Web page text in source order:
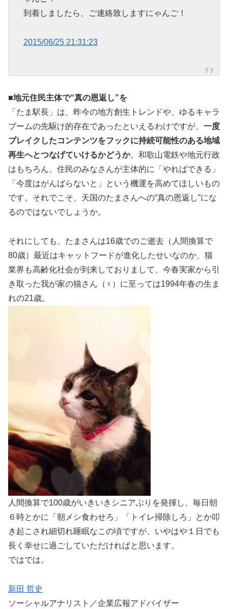
到着しましたら、ご連絡致しますにゃんご！
2015/06/25 21:31:23
■地元住民主体で“真の恩返し”を
「たま駅長」は、昨今の地方創生トレンドや、ゆるキャラ
ブームの先駆け的存在であったといえるわけですが、 一度
ブレイクしたコンテンツをフックに持続可能性のある地域
再生へとつなげていけるかどうか。和歌山電鉄や地元行政
はもちろん、住民のみなさんが主体的に「やればできる」
「今度はがんばらないと」という機運を高めてほしいもの
です。それでこそ、天国のたまさんへの“真の恩返し”にな
るのではないでしょうか。
それにしても、たまさんは16歳でのご逝去（人間換算で
80歳）最近はキャットフードが進化したせいなのか、猫
業界も高齢化社会が到来しておりまして、今春実家から引
き取った我が家の猫さん（♀）に至っては1994年春の生ま
れの21歳。
人間換算で100歳がいきいきシニアぶりを発揮し、毎日朝
６時とかに「朝メシ食わせろ」「トイレ掃除しろ」とか叩
き起こされ細切れ睡眠なこの頃ですが、いやはや１日でも
長く幸せに過ごしていただければと思います。
ではでは。
新田 哲史
ソーシャルアナリスト／企業広報アドバイザー